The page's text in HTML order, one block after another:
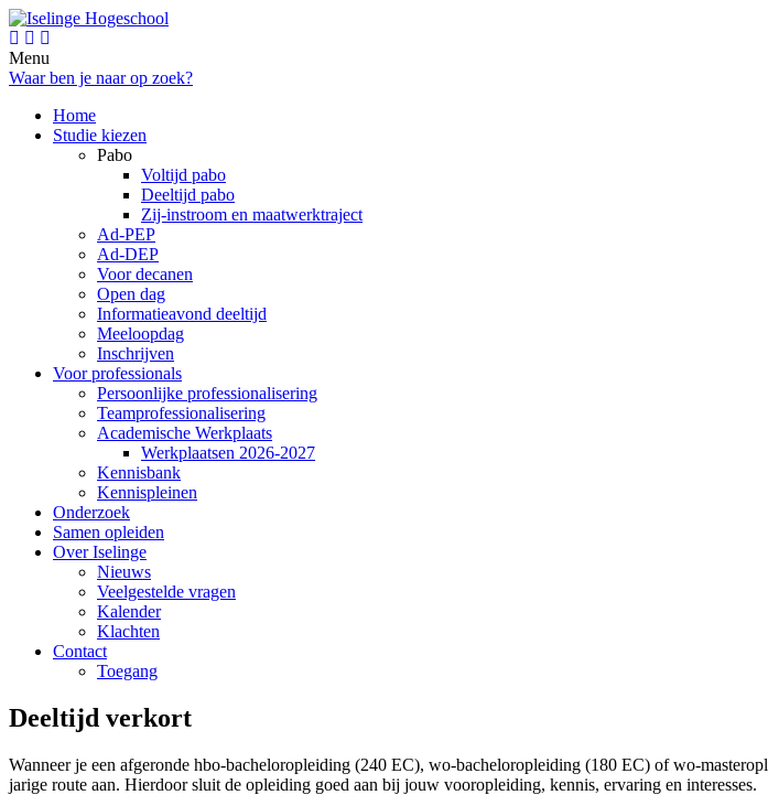
Menu
Waar ben je naar op zoek?
Home
Studie kiezen
Pabo
Voltijd pabo
Deeltijd pabo
Zij-instroom en maatwerktraject
Ad-PEP
Ad-DEP
Voor decanen
Open dag
Informatieavond deeltijd
Meeloopdag
Inschrijven
Voor professionals
Persoonlijke professionalisering
Teamprofessionalisering
Academische Werkplaats
Werkplaatsen 2026-2027
Kennisbank
Kennispleinen
Onderzoek
Samen opleiden
Over Iselinge
Nieuws
Veelgestelde vragen
Kalender
Klachten
Contact
Toegang
Deeltijd verkort
Wanneer je een afgeronde hbo-bacheloropleiding (240 EC), wo-bacheloropleiding (180 EC) of wo-
jarige route aan. Hierdoor sluit de opleiding goed aan bij jouw vooropleiding, kennis, ervaring en interesses.